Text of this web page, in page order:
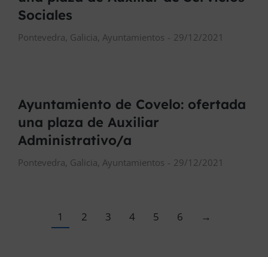
Sociales
Pontevedra, Galicia, Ayuntamientos 29/12/2021
Ayuntamiento de Covelo: ofertada
una plaza de Auxiliar
Administrativo/a
Pontevedra, Galicia, Ayuntamientos 29/12/2021
1 2 3 4 5 6 →